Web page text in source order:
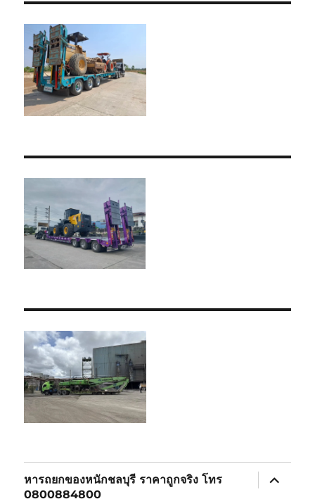
หารถยกของหนักชลบุรี ราคาถูกจริง โทร
0800884800
expand
child